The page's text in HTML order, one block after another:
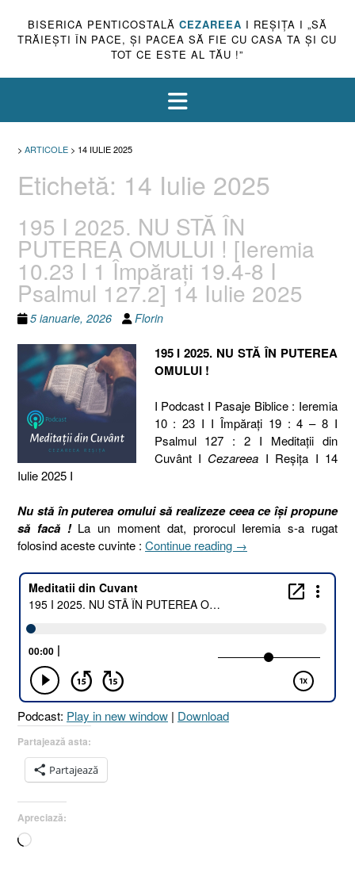
BISERICA PENTICOSTALĂ CEZAREEA I REŞIŢA I „SĂ
TRĂIEŞTI ÎN PACE, ŞI PACEA SĂ FIE CU CASA TA ŞI CU
TOT CE ESTE AL TĂU !”
> ARTICOLE > 14 IULIE 2025
Etichetă: 14 Iulie 2025
195 I 2025. NU STĂ ÎN
PUTEREA OMULUI ! [Ieremia
10.23 I 1 Împărați 19.4-8 I
Psalmul 127.2] 14 Iulie 2025
5 ianuarie, 2026 Florin
195 I 2025. NU STĂ ÎN PUTEREA
OMULUI !
I Podcast I Pasaje Biblice : Ieremia
10 : 23 I I Împărați 19 : 4 – 8 I
Psalmul 127 : 2 I Meditaţii din
Cuvânt I Cezareea I Reşiţa I 14
Iulie 2025 I
Nu stă în puterea omului să realizeze ceea ce își propune
să facă !La un moment dat, prorocul Ieremia s-a rugat
folosind aceste cuvinte : Continue reading „195
2025.
PUTEREA
OMULUI
[Ieremia
→
Podcast: Play in new window | Download
Partajează asta:
Partajează
Apreciază:
Încarc...